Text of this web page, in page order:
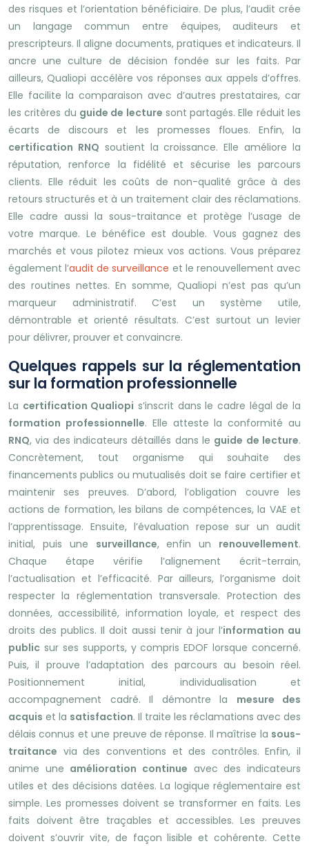
des risques et l’orientation bénéficiaire. De plus, l’audit crée
un langage commun entre équipes, auditeurs et
prescripteurs. Il aligne documents, pratiques et indicateurs. Il
ancre une culture de décision fondée sur les faits. Par
ailleurs, Qualiopi accélère vos réponses aux appels d’offres.
Elle facilite la comparaison avec d’autres prestataires, car
les critères du guide de lecture sont partagés. Elle réduit les
écarts de discours et les promesses floues. Enfin, la
certification RNQ soutient la croissance. Elle améliore la
réputation, renforce la fidélité et sécurise les parcours
clients. Elle réduit les coûts de non-qualité grâce à des
retours structurés et à un traitement clair des réclamations.
Elle cadre aussi la sous-traitance et protège l’usage de
votre marque. Le bénéfice est double. Vous gagnez des
marchés et vous pilotez mieux vos actions. Vous préparez
également l’audit de surveillance et le renouvellement avec
des routines nettes. En somme, Qualiopi n’est pas qu’un
marqueur administratif. C’est un système utile,
démontrable et orienté résultats. C’est surtout un levier
pour délivrer, prouver et convaincre.
Quelques rappels sur la réglementation
sur la formation professionnelle
La certification Qualiopi s’inscrit dans le cadre légal de la
formation professionnelle. Elle atteste la conformité au
RNQ, via des indicateurs détaillés dans le guide de lecture.
Concrètement, tout organisme qui souhaite des
financements publics ou mutualisés doit se faire certifier et
maintenir ses preuves. D’abord, l’obligation couvre les
actions de formation, les bilans de compétences, la VAE et
l’apprentissage. Ensuite, l’évaluation repose sur un audit
initial, puis une surveillance, enfin un renouvellement.
Chaque étape vérifie l’alignement écrit-terrain,
l’actualisation et l’efficacité. Par ailleurs, l’organisme doit
respecter la réglementation transversale. Protection des
données, accessibilité, information loyale, et respect des
droits des publics. Il doit aussi tenir à jour l’information au
public sur ses supports, y compris EDOF lorsque concerné.
Puis, il prouve l’adaptation des parcours au besoin réel.
Positionnement initial, individualisation et
accompagnement cadré. Il démontre la mesure des
acquis et la satisfaction. Il traite les réclamations avec des
délais connus et une preuve de réponse. Il maîtrise la sous-
traitance via des conventions et des contrôles. Enfin, il
anime une amélioration continue avec des indicateurs
utiles et des décisions datées. La logique réglementaire est
simple. Les promesses doivent se transformer en faits. Les
faits doivent être traçables et accessibles. Les preuves
doivent s’ouvrir vite, de façon lisible et cohérente. Cette